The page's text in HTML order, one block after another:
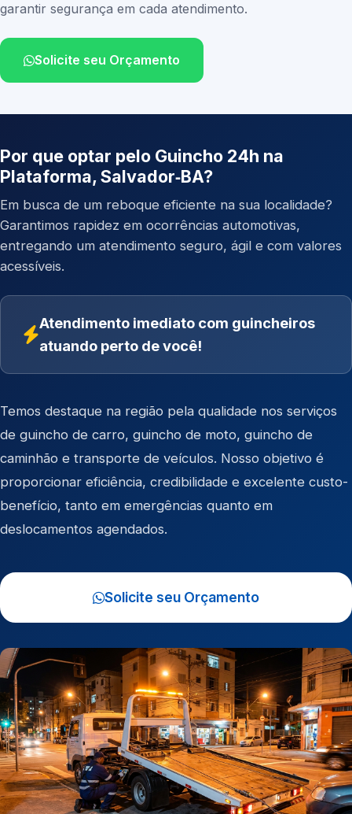
garantir segurança em cada atendimento.
Solicite seu Orçamento
Por que optar pelo Guincho 24h na
Plataforma, Salvador‑BA?
Em busca de um reboque eficiente na sua localidade?
Garantimos rapidez em ocorrências automotivas,
entregando um atendimento seguro, ágil e com valores
acessíveis.
Atendimento imediato com guincheiros
atuando perto de você!
Temos destaque na região pela qualidade nos serviços
de guincho de carro, guincho de moto, guincho de
caminhão e transporte de veículos. Nosso objetivo é
proporcionar eficiência, credibilidade e excelente custo-
benefício, tanto em emergências quanto em
deslocamentos agendados.
Solicite seu Orçamento